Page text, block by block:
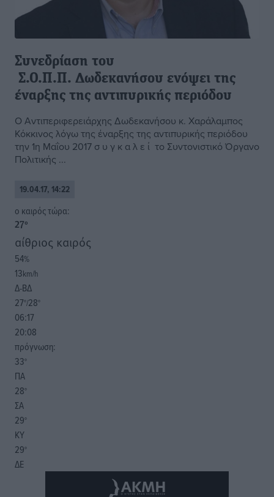
Συνεδρίαση του
Σ.Ο.Π.Π. ∆ωδεκανήσου ενόψει της
έναρξης της αντιπυρικής περιόδου
Ο Αντιπεριφερειάρχης Δωδεκανήσου κ. Χαράλαμπος
Κόκκινος λόγω της έναρξης της αντιπυρικής περιόδου
την 1η Μαΐου 2017 σ υ γ κ α λ ε ί το Συντονιστικό Όργανο
Πολιτικής ...
19.04.17, 14:22
o καιρός τώρα:
27°
αίθριος καιρός
54%
13km/h
Δ-ΒΔ
27°/28°
06:17
20:08
πρόγνωση:
33°
ΠΑ
28°
ΣΑ
29°
ΚΥ
29°
ΔΕ